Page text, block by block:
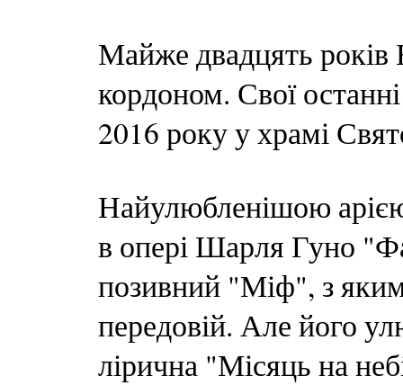
Майже двадцять років
кордоном. Свої
2016 року у храмі
Найулюбленішою
в опері Шарля Гуно
позивний "Міф", з
передовій. Але його
лірична "Місяць на